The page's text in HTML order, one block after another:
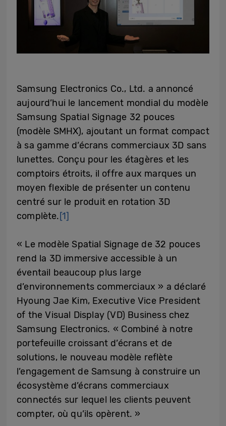
Samsung Electronics Co., Ltd. a annoncé
aujourd’hui le lancement mondial du modèle
Samsung Spatial Signage 32 pouces
(modèle SMHX), ajoutant un format compact
à sa gamme d’écrans commerciaux 3D sans
lunettes. Conçu pour les étagères et les
comptoirs étroits, il offre aux marques un
moyen flexible de présenter un contenu
centré sur le produit en rotation 3D
complète. [1]
« Le modèle Spatial Signage de 32 pouces
rend la 3D immersive accessible à un
éventail beaucoup plus large
d’environnements commerciaux » a déclaré
Hyoung Jae Kim, Executive Vice President
of the Visual Display (VD) Business chez
Samsung Electronics. « Combiné à notre
portefeuille croissant d’écrans et de
solutions, le nouveau modèle reflète
l’engagement de Samsung à construire un
écosystème d’écrans commerciaux
connectés sur lequel les clients peuvent
compter, où qu’ils opèrent. »